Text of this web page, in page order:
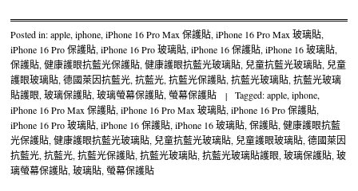
Posted in:apple,iphone,iPhone 16 Pro Max 保護貼,iPhone 16 Pro Max 玻璃貼,
iPhone 16 Pro 保護貼,iPhone 16 Pro 玻璃貼,iPhone 16 保護貼,iPhone 16 玻璃貼,
保護貼,健康護眼抗藍光保護貼,健康護眼抗藍光玻璃貼, 兒童抗藍光玻璃貼, 兒童
護眼玻璃貼,德國萊因抗藍光,抗藍光,抗藍光保護貼,抗藍光玻璃貼,抗藍光玻璃
貼護眼,玻璃保護貼,玻璃螢幕保護貼,螢幕保護貼 | Tagged:apple,iphone,
iPhone 16 Pro Max 保護貼,iPhone 16 Pro Max 玻璃貼,iPhone 16 Pro 保護貼,
iPhone 16 Pro 玻璃貼,iPhone 16 保護貼,iPhone 16 玻璃貼,保護貼,健康護眼抗藍
光保護貼,健康護眼抗藍光玻璃貼, 兒童抗藍光玻璃貼, 兒童護眼玻璃貼,德國萊因
抗藍光,抗藍光,抗藍光保護貼,抗藍光玻璃貼,抗藍光玻璃貼護眼,玻璃保護貼,玻
璃螢幕保護貼,玻璃貼,螢幕保護貼